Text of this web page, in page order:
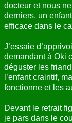
docteur et nous
derniers, un
efficace dans le
J’essaie
demandant à Oki
déguster les
l’enfant craintif,
fonctionne et les
Devant le retrait
je pars dans le